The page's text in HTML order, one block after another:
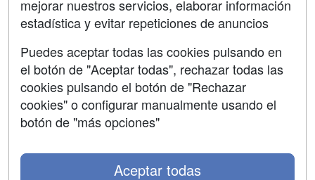
Copyleft
Grupo formazion:
mejorar nuestros servicios, elaborar información
estadística y evitar repeticiones de anuncios
Puedes aceptar todas las cookies pulsando en
el botón de "Aceptar todas", rechazar todas las
cookies pulsando el botón de "Rechazar
cookies" o configurar manualmente usando el
botón de "más opciones"
Aceptar todas